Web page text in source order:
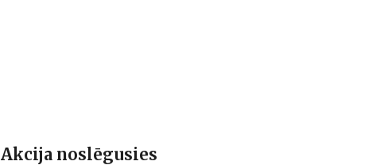
Akcija noslēgusies